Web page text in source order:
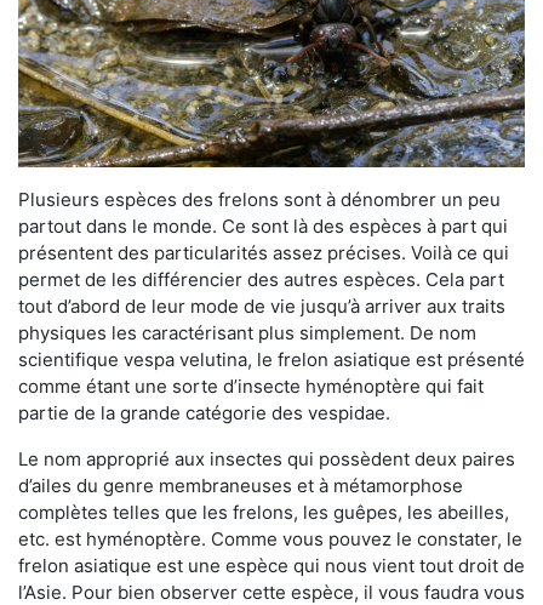
Plusieurs espèces des frelons sont à dénombrer un peu
partout dans le monde. Ce sont là des espèces à part qui
présentent des particularités assez précises. Voilà ce qui
permet de les différencier des autres espèces. Cela part
tout d’abord de leur mode de vie jusqu’à arriver aux traits
physiques les caractérisant plus simplement. De nom
scientifique vespa velutina, le frelon asiatique est présenté
comme étant une sorte d’insecte hyménoptère qui fait
partie de la grande catégorie des vespidae.
Le nom approprié aux insectes qui possèdent deux paires
d’ailes du genre membraneuses et à métamorphose
complètes telles que les frelons, les guêpes, les abeilles,
etc. est hyménoptère. Comme vous pouvez le constater, le
frelon asiatique est une espèce qui nous vient tout droit de
l’Asie. Pour bien observer cette espèce, il vous faudra vous